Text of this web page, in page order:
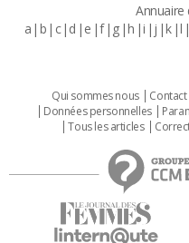
Annuaire
a b c d e f g h i j k l
Qui sommes nous Contact
Données personnelles
Tous les articles